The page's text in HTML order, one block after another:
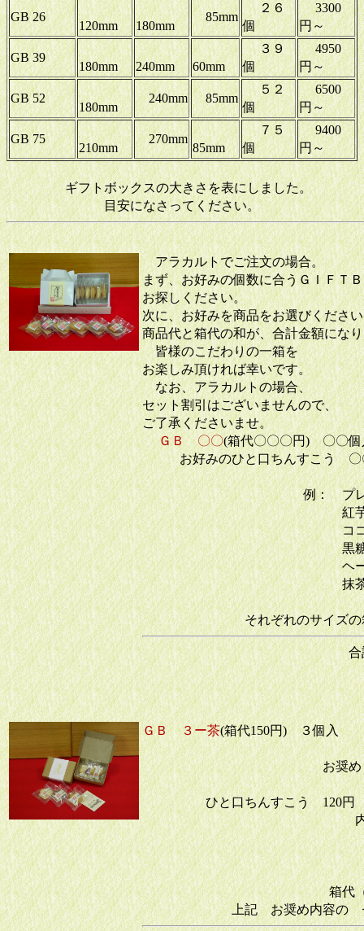
GB 26
120mm 180mm
85mm
２６
個
3300
円～
GB 39
180mm 240mm 60mm
３９
個
4950
円～
GB 52
180mm
240mm 85mm
５２
個
6500
円～
GB 75
210mm
270mm
85mm
７５
個
9400
円～
ギフトボックスの大きさを表にしました。
目安になさってください。
アラカルトでご注文の場合。
まず、お好みの個数に合うＧＩＦＴ
お探しください。
次に、お好みを商品をお選びくださ
商品代と箱代の和が、合計金額にな
皆様のこだわりの一箱を
お楽しみ頂ければ幸いです。
なお、アラカルトの場合、
セット割引はございませんので、
ご了承くださいませ。
ＧＢ 〇〇(箱代〇〇〇円) 〇〇
お好みのひと口ちんすこう
＝ 商
例：
紅
ココ
黒
ヘーゼ
抹
それぞれのサイズの
合計 商品
と
ＧＢ ３ー茶(箱代150円) ３個入
お奨
ひと口ちんすこう 120
紅
コ
箱代（手提の
上記 お奨め内容